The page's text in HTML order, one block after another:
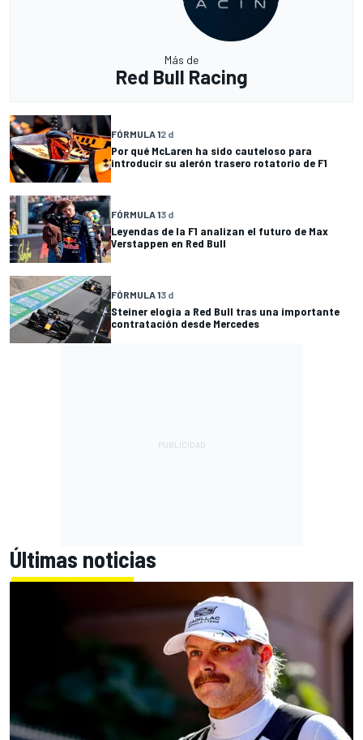
Más de
Red Bull Racing
FÓRMULA 12 d
Por qué McLaren ha sido cauteloso para
introducir su alerón trasero rotatorio de F1
FÓRMULA 13 d
Leyendas de la F1 analizan el futuro de Max
Verstappen en Red Bull
FÓRMULA 13 d
Steiner elogia a Red Bull tras una importante
contratación desde Mercedes
Últimas noticias